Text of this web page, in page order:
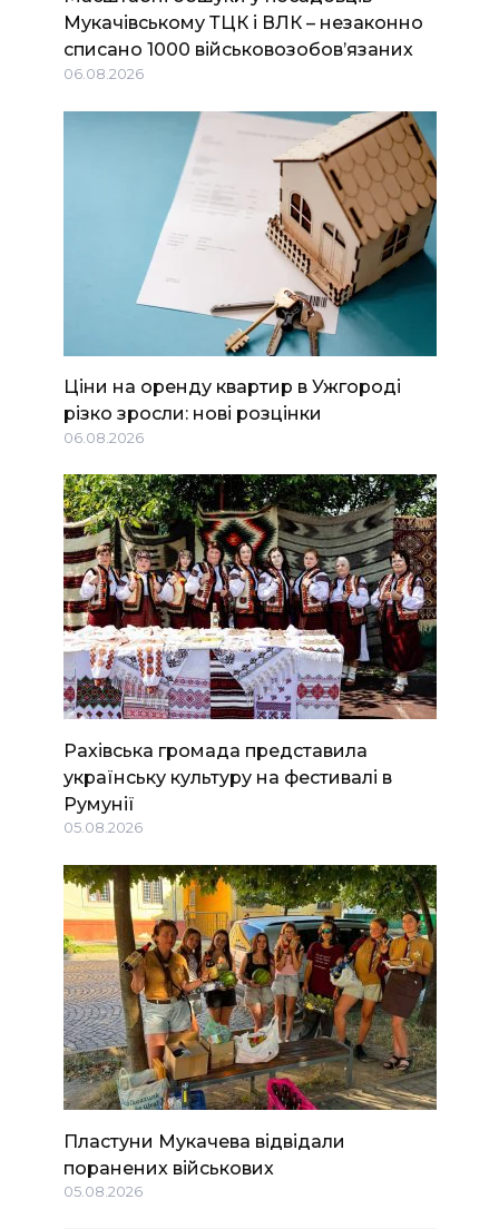
Мукачівському ТЦК і ВЛК – незаконно
списано 1000 військовозобов’язаних
06.08.2026
Ціни на оренду квартир в Ужгороді
різко зросли: нові розцінки
06.08.2026
Рахівська громада представила
українську культуру на фестивалі в
Румунії
05.08.2026
Пластуни Мукачева відвідали
поранених військових
05.08.2026